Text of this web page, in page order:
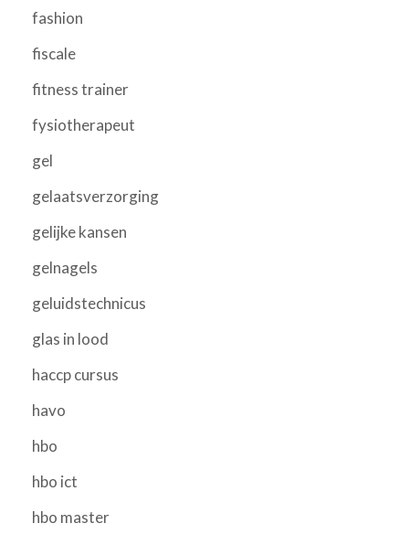
fashion
fiscale
fitness trainer
fysiotherapeut
gel
gelaatsverzorging
gelijke kansen
gelnagels
geluidstechnicus
glas in lood
haccp cursus
havo
hbo
hbo ict
hbo master